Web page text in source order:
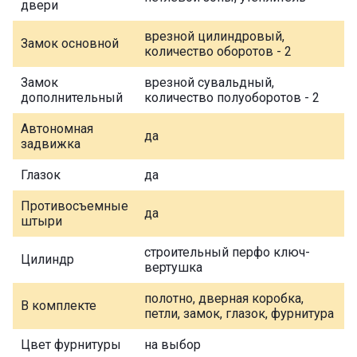
двери
Замок основной
врезной цилиндровый,
количество оборотов - 2
Замок
дополнительный
врезной сувальдный,
количество полуоборотов - 2
Автономная
задвижка
да
Глазок да
Противосъемные
штыри
да
Цилиндр
строительный перфо ключ-
вертушка
В комплекте
полотно, дверная коробка,
петли, замок, глазок, фурнитура
Цвет фурнитуры на выбор